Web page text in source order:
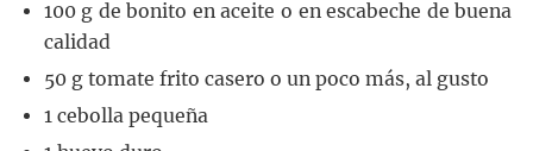
100 g de bonito en aceite o en escabeche de buena
calidad
50 g tomate frito casero o un poco más, al gusto
1 cebolla pequeña